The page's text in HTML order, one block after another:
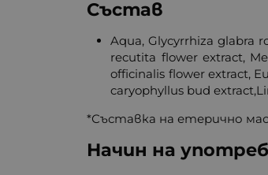
Състав
Aqua, Glycyrrhiza glabra
recutita flower extract,
officinalis flower extract,
caryophyllus bud
*Съставка на етерично
Начин на